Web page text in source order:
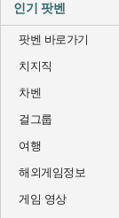
인기 팟벤
팟벤 바로가기
치지직
차벤
걸그룹
여행
해외게임정보
게임 영상